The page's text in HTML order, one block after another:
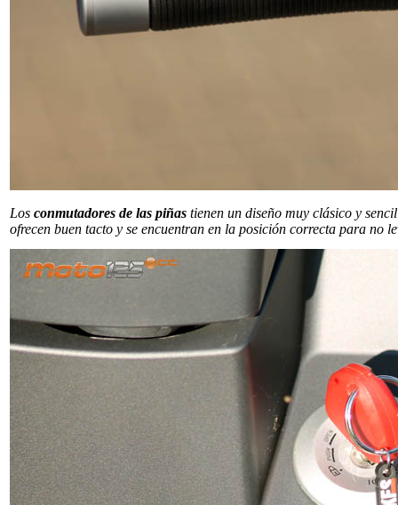
Los conmutadores de las piñas tienen un diseño muy clásico y
ofrecen buen tacto y se encuentran en la posición correcta para no